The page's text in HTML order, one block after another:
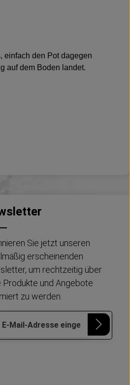
einfach den Pot dagegen
auf dem Boden landet.
Sie jetzt unseren
erscheinenden
um rechtzeitig über
Produkte und Angebote
zu werden.